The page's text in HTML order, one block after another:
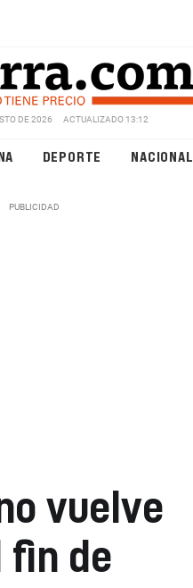
DE 2026 ACTUALIZADO 13:12
DEPORTE NACIONAL
vuelve
fin de